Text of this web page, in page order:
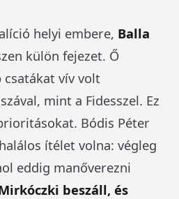
helyi embere, Balla
külön fejezet. Ő
csatákat vív volt
mint a Fidesszel. Ez
Bódis Péter
ítélet volna: végleg
eddig manőverezni
beszáll, és